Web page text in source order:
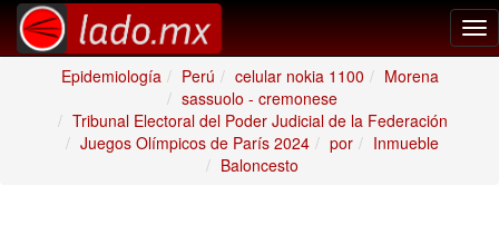
Epidemiología
Perú celular nokia 1100
Morena
sassuolo - cremonese
Tribunal Electoral del Poder Judicial de la Federación
Juegos Olímpicos de París 2024
por
Inmueble
Baloncesto